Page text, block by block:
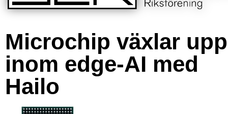
Microchip växlar upp
inom edge-AI med
Hailo